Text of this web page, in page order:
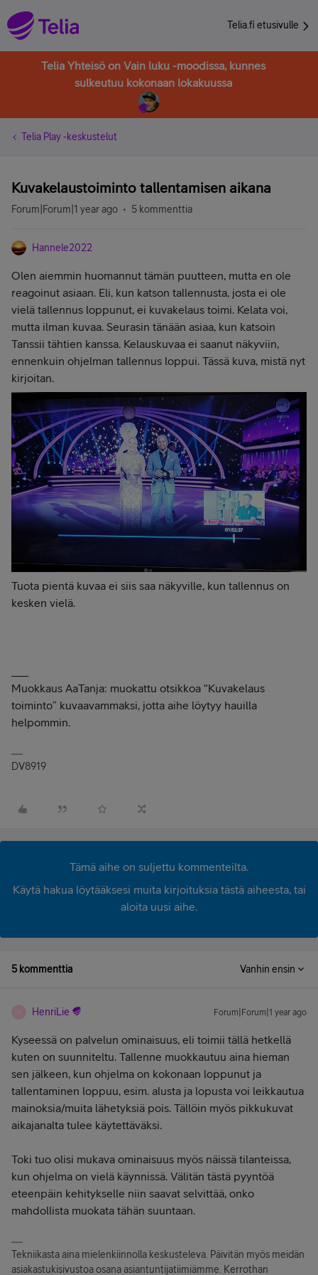
Telia.fi etusivulle
Telia Yhteisö on Vain luku -moodissa, kunnes
sulkeutuu kokonaan lokakuussa
Telia Play -keskustelut
Kuvakelaustoiminto tallentamisen aikana
Forum|Forum|1 year ago 5 kommenttia
Hannele2022
Olen aiemmin huomannut tämän puutteen, mutta en ole
reagoinut asiaan. Eli, kun katson tallennusta, josta ei ole
vielä tallennus loppunut, ei kuvakelaus toimi. Kelata voi,
mutta ilman kuvaa. Seurasin tänään asiaa, kun katsoin
Tanssii tähtien kanssa. Kelauskuvaa ei saanut näkyviin,
ennenkuin ohjelman tallennus loppui. Tässä kuva, mistä nyt
kirjoitan.
Tuota pientä kuvaa ei siis saa näkyville, kun tallennus on
kesken vielä.
Muokkaus AaTanja: muokattu otsikkoa “Kuvakelaus
toiminto” kuvaavammaksi, jotta aihe löytyy hauilla
helpommin.
DV8919
Tämä aihe on suljettu kommenteilta.
Käytä hakua löytääksesi muita kirjoituksia tästä aiheesta, tai
aloita uusi aihe.
5 kommenttia Vanhin ensin
HenriLie Forum|Forum|1 year ago
Kyseessä on palvelun ominaisuus, eli toimii tällä hetkellä
kuten on suunniteltu. Tallenne muokkautuu aina hieman
sen jälkeen, kun ohjelma on kokonaan loppunut ja
tallentaminen loppuu, esim. alusta ja lopusta voi leikkautua
mainoksia/muita lähetyksiä pois. Tällöin myös pikkukuvat
aikajanalta tulee käytettäväksi.
Toki tuo olisi mukava ominaisuus myös näissä tilanteissa,
kun ohjelma on vielä käynnissä. Välitän tästä pyyntöä
eteenpäin kehitykselle niin saavat selvittää, onko
mahdollista muokata tähän suuntaan.
Tekniikasta aina mielenkiinnolla keskusteleva. Päivitän myös meidän
asiakastukisivustoa osana asiantuntijatiimiämme. Kerrothan